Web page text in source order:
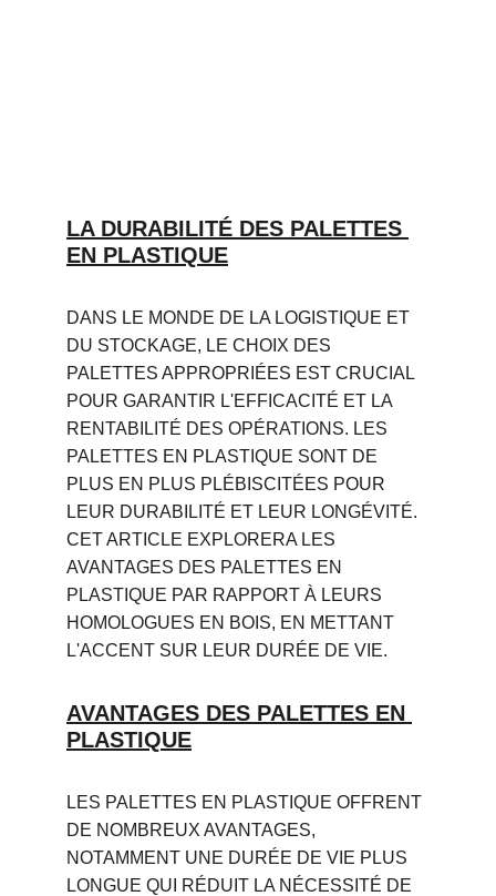
LA DURABILITÉ DES PALETTES
EN PLASTIQUE
DANS LE MONDE DE LA LOGISTIQUE ET
DU STOCKAGE, LE CHOIX DES
PALETTES APPROPRIÉES EST CRUCIAL
POUR GARANTIR L'EFFICACITÉ ET LA
RENTABILITÉ DES OPÉRATIONS. LES
PALETTES EN PLASTIQUE SONT DE
PLUS EN PLUS PLÉBISCITÉES POUR
LEUR DURABILITÉ ET LEUR LONGÉVITÉ.
CET ARTICLE EXPLORERA LES
AVANTAGES DES PALETTES EN
PLASTIQUE PAR RAPPORT À LEURS
HOMOLOGUES EN BOIS, EN METTANT
L'ACCENT SUR LEUR DURÉE DE VIE.
AVANTAGES DES PALETTES EN
PLASTIQUE
LES PALETTES EN PLASTIQUE OFFRENT
DE NOMBREUX AVANTAGES,
NOTAMMENT UNE DURÉE DE VIE PLUS
LONGUE QUI RÉDUIT LA NÉCESSITÉ DE